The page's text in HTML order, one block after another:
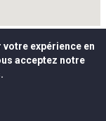
expérience en
acceptez notre